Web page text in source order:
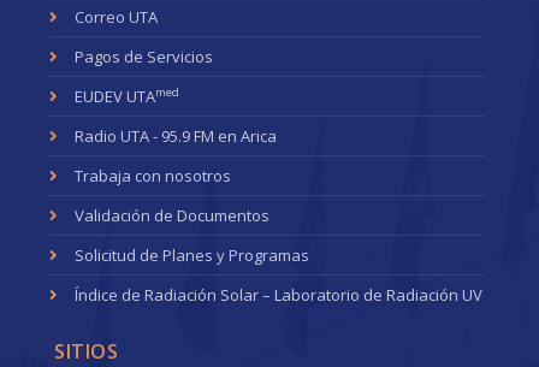
Correo UTA
Pagos de Servicios
EUDEV UTAmed
Radio UTA - 95.9 FM en Arica
Trabaja con nosotros
Validación de Documentos
Solicitud de Planes y Programas
Índice de Radiación Solar – Laboratorio de Radiación UV
SITIOS